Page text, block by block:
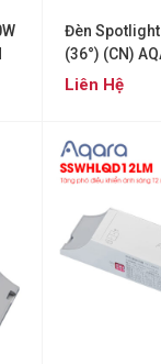
Đèn Spotlight
(36°) (CN)
LTSZNSD03LM
Liên Hệ